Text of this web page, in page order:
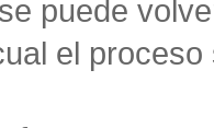
puede
el